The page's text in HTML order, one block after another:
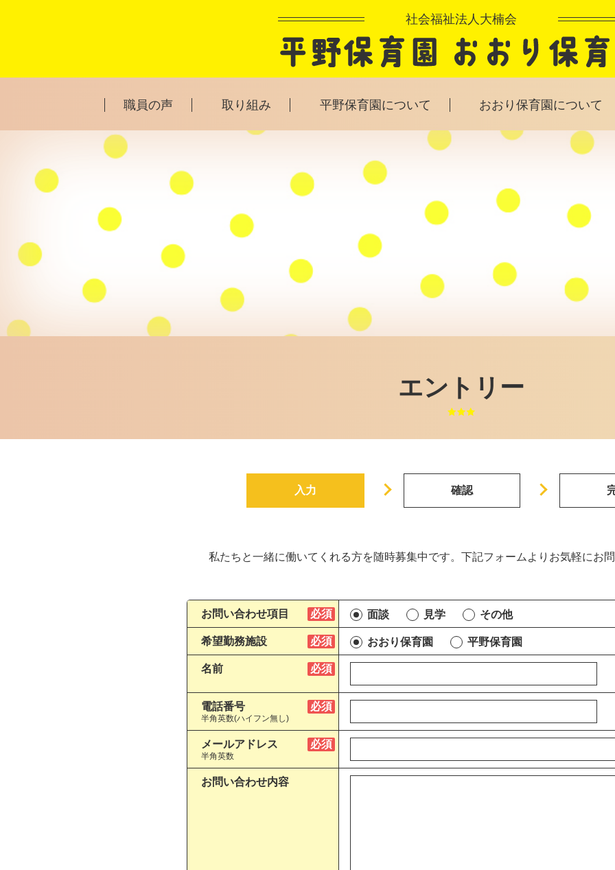
社会福祉法人大楠会
職員の声 取り組み 平野保育園について おおり保育園について
エントリー
入力 確認
私たちと一緒に働いてくれる方を随時募集中です。下記フォームよりお気軽にお問
お問い合わせ項目 面談 見学 その他
希望勤務施設 おおり保育園 平野保育園
名前
電話番号
半角英数(ハイフン無し)
メールアドレス
半角英数
お問い合わせ内容